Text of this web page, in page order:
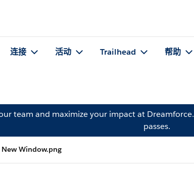
连接 活动 Trailhead 帮助
team and maximize your impact at Dreamforce.
passes.
New Window.png